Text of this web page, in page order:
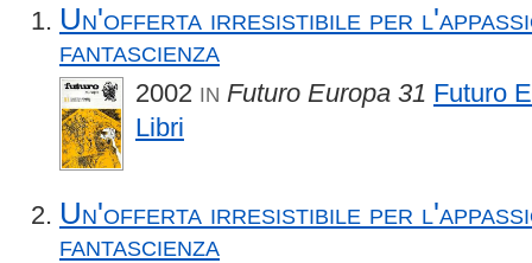
Un'offerta irresistibile per
fantascienza
2002 IN Futuro Europa 31 Futuro
Libri
Un'offerta irresistibile per
fantascienza